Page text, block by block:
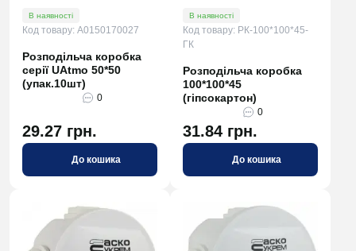
В наявності
Код товару: A0150170027
Розподільча коробка
серії UAtmo 50*50
(упак.10шт)
0
29.27 грн.
До кошика
В наявності
Код товару: РК-100*100*45-
ГК
Розподільча коробка
100*100*45
(гіпсокартон)
0
31.84 грн.
До кошика